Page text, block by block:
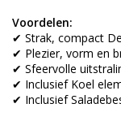
Voordelen:
✔ Strak, compact
✔ Plezier, vorm en
✔ Sfeervolle
✔ Inclusief Koel
✔ Inclusief